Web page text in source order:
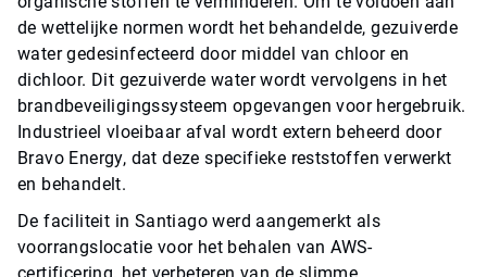
de wettelijke normen wordt het behandelde, gezuiverde
water gedesinfecteerd door middel van chloor en
dichloor. Dit gezuiverde water wordt vervolgens in het
brandbeveiligingssysteem opgevangen voor hergebruik.
Industrieel vloeibaar afval wordt extern beheerd door
Bravo Energy, dat deze specifieke reststoffen verwerkt
en behandelt.
De faciliteit in Santiago werd aangemerkt als
voorrangslocatie voor het behalen van AWS-